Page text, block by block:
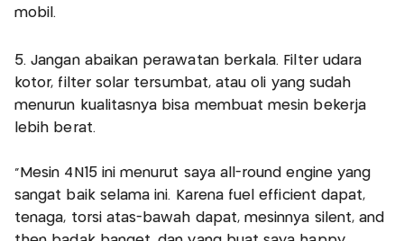
mobil.
5. Jangan abaikan perawatan berkala. Filter udara
kotor, filter solar tersumbat, atau oli yang sudah
menurun kualitasnya bisa membuat mesin bekerja
lebih berat.
“Mesin 4N15 ini menurut saya all-round engine yang
sangat baik selama ini. Karena fuel efficient dapat,
tenaga, torsi atas-bawah dapat, mesinnya silent, and